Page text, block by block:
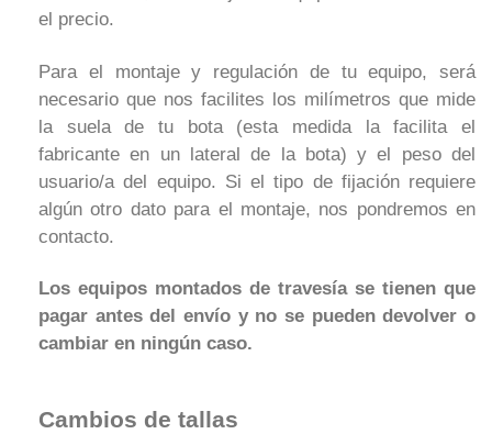
el precio.
Para el montaje y regulación de tu equipo, será
necesario que nos facilites los milímetros que mide
la suela de tu bota (esta medida la facilita el
fabricante en un lateral de la bota) y el peso del
usuario/a del equipo. Si el tipo de fijación requiere
algún otro dato para el montaje, nos pondremos en
contacto.
Los equipos montados de travesía se tienen que
pagar antes del envío y no se pueden devolver o
cambiar en ningún caso.
Cambios de tallas